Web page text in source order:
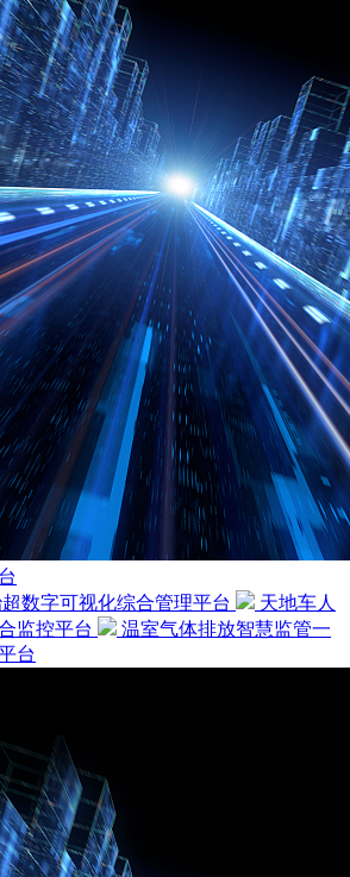
数字可视化综合管理平台
天地车人
监控平台
温室气体排放智慧监管一
台